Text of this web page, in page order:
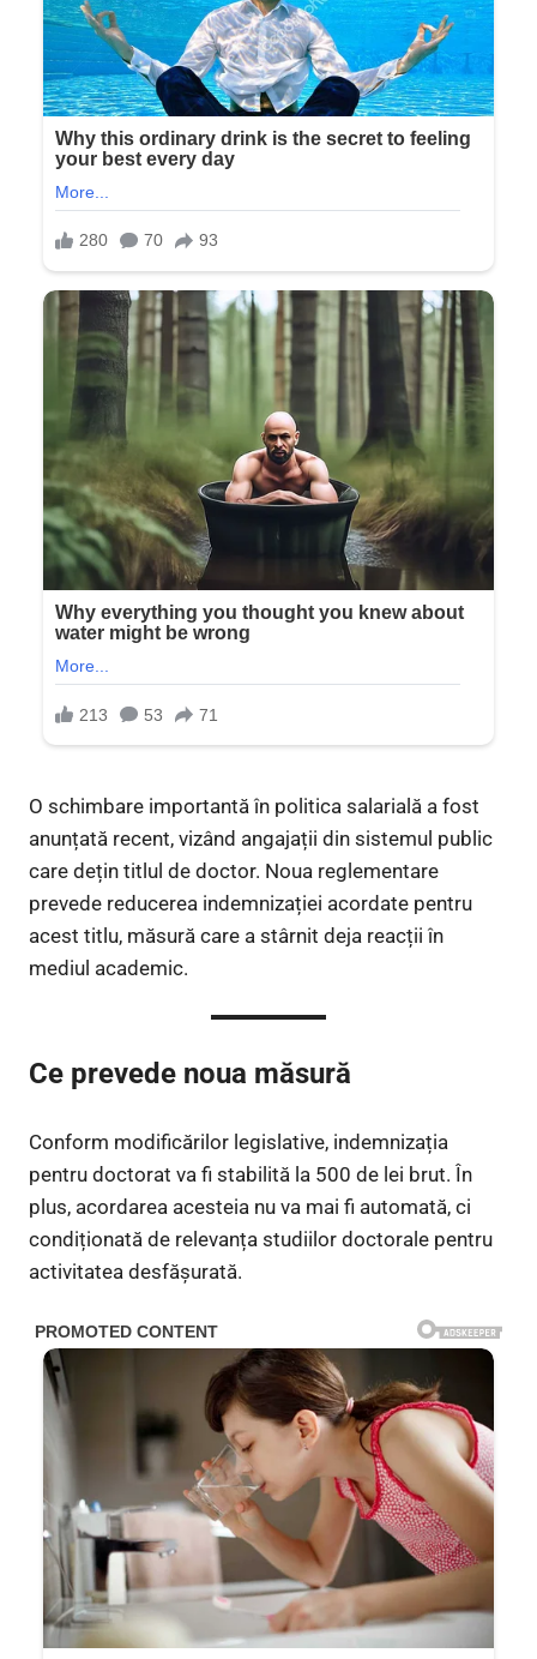
O schimbare importantă în politica salarială a fost
anunțată recent, vizând angajații din sistemul public
care dețin titlul de doctor. Noua reglementare
prevede reducerea indemnizației acordate pentru
acest titlu, măsură care a stârnit deja reacții în
mediul academic.
Ce prevede noua măsură
Conform modificărilor legislative, indemnizația
pentru doctorat va fi stabilită la 500 de lei brut. În
plus, acordarea acesteia nu va mai fi automată, ci
condiționată de relevanța studiilor doctorale pentru
activitatea desfășurată.